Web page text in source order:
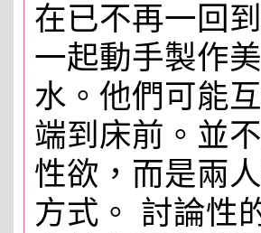
在已不再一回
一起動手製作
水。他們可能
端到床前。並
性欲，而是兩
方式。 討論性